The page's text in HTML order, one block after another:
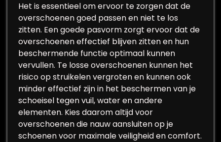
Het is essentieel om ervoor te zorgen dat de
overschoenen goed passen en niet te los
zitten. Een goede pasvorm zorgt ervoor dat de
overschoenen effectief blijven zitten en hun
beschermende functie optimaal kunnen
vervullen. Te losse overschoenen kunnen het
risico op struikelen vergroten en kunnen ook
minder effectief zijn in het beschermen van je
schoeisel tegen vuil, water en andere
elementen. Kies daarom altijd voor
overschoenen die nauw aansluiten op je
schoenen voor maximale veiligheid en comfort.